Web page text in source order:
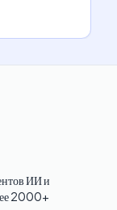
ИИ и
2000+